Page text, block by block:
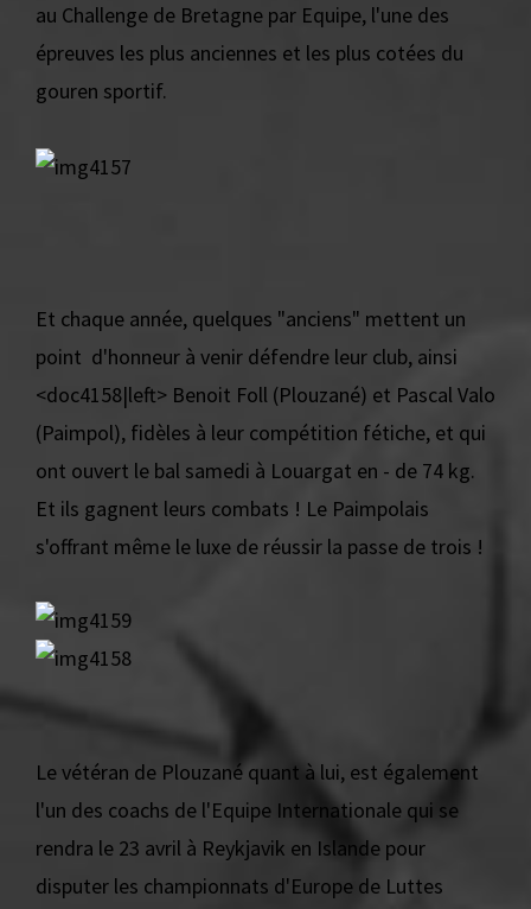
au Challenge de Bretagne par Equipe, l'une des
épreuves les plus anciennes et les plus cotées du
gouren sportif.
Et chaque année, quelques "anciens" mettent un
point d'honneur à venir défendre leur club, ainsi
<doc4158|left> Benoit Foll (Plouzané) et Pascal Valo
(Paimpol), fidèles à leur compétition fétiche, et qui
ont ouvert le bal samedi à Louargat en - de 74 kg.
Et ils gagnent leurs combats ! Le Paimpolais
s'offrant même le luxe de réussir la passe de trois !
Le vétéran de Plouzané quant à lui, est également
l'un des coachs de l'Equipe Internationale qui se
rendra le 23 avril à Reykjavik en Islande pour
disputer les championnats d'Europe de Luttes